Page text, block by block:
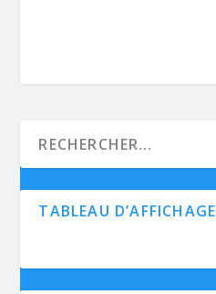
TABLEAU D’AFFICHAGE